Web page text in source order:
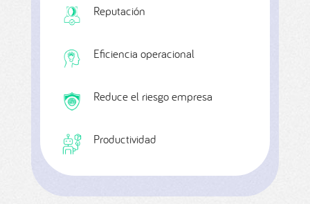
Reputación
Eficiencia operacional
Reduce el riesgo empresa
Productividad